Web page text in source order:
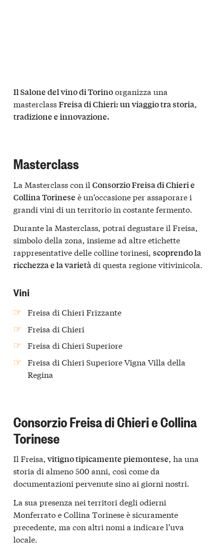
Il Salone del vino di Torinoorganizza una
masterclassFreisa di Chieri: un viaggio tra storia,
tradizione e innovazione.
Masterclass
La Masterclass con il Consorzio Freisa di Chieri e
Collina Torinese è un’occasione per assaporare i
grandi vini di un territorio in costante fermento.
Durante la Masterclass, potrai degustare il Freisa,
simbolo della zona, insieme ad altre etichette
rappresentative delle colline torinesi, scoprendo la
ricchezza e la varietàdi questa regione vitivinicola.
Vini
Freisa di Chieri Frizzante
Freisa di Chieri
Freisa di Chieri Superiore
Freisa di Chieri Superiore Vigna Villa della
Regina
Consorzio Freisa di Chieri e Collina
Torinese
Il Freisa,vitigno tipicamente piemontese, ha una
storia di almeno 500 anni, così come da
documentazioni pervenute sino ai giorni nostri.
La sua presenza nei territori degli odierni
Monferrato e Collina Torinese è sicuramente
precedente, ma con altri nomi a indicare l’uva
locale.